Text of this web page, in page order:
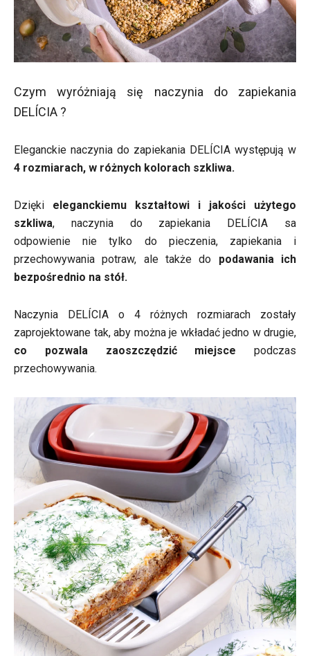
Czym wyróżniają się naczynia do zapiekania
DELÍCIA ?
Eleganckie naczynia do zapiekania DELÍCIA występują w
4 rozmiarach, w różnych kolorach szkliwa.
Dzięki eleganckiemu kształtowi i jakości użytego
szkliwa, naczynia do zapiekania DELÍCIA sa
odpowienie nie tylko do pieczenia, zapiekania i
przechowywania potraw, ale także do podawania ich
bezpośrednio na stół.
Naczynia DELÍCIA o 4 różnych rozmiarach zostały
zaprojektowane tak, aby można je wkładać jedno w drugie,
co pozwala zaoszczędzić miejsce podczas
przechowywania.